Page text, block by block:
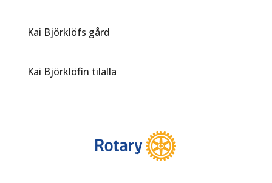
Kai Björklöfs gård
Kai Björklöfin tilalla